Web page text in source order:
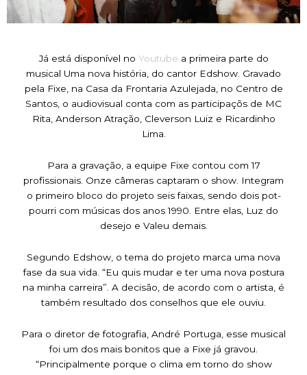
Já está disponível no Youtube a primeira parte do
musical Uma nova história, do cantor Edshow. Gravado
pela Fixe, na Casa da Frontaria Azulejada, no Centro de
Santos, o audiovisual conta com as participaçõs de MC
Rita, Anderson Atração, Cleverson Luiz e Ricardinho
Lima.
Para a gravação, a equipe Fixe contou com 17
profissionais. Onze câmeras captaram o show. Integram
o primeiro bloco do projeto seis faixas, sendo dois pot-
pourri com músicas dos anos 1990. Entre elas, Luz do
desejo e Valeu demais.
Segundo Edshow, o tema do projeto marca uma nova
fase da sua vida. “Eu quis mudar e ter uma nova postura
na minha carreira”. A decisão, de acordo com o artista, é
também resultado dos conselhos que ele ouviu.
Para o diretor de fotografia, André Portuga, esse musical
foi um dos mais bonitos que a Fixe já gravou.
“Principalmente porque o clima em torno do show